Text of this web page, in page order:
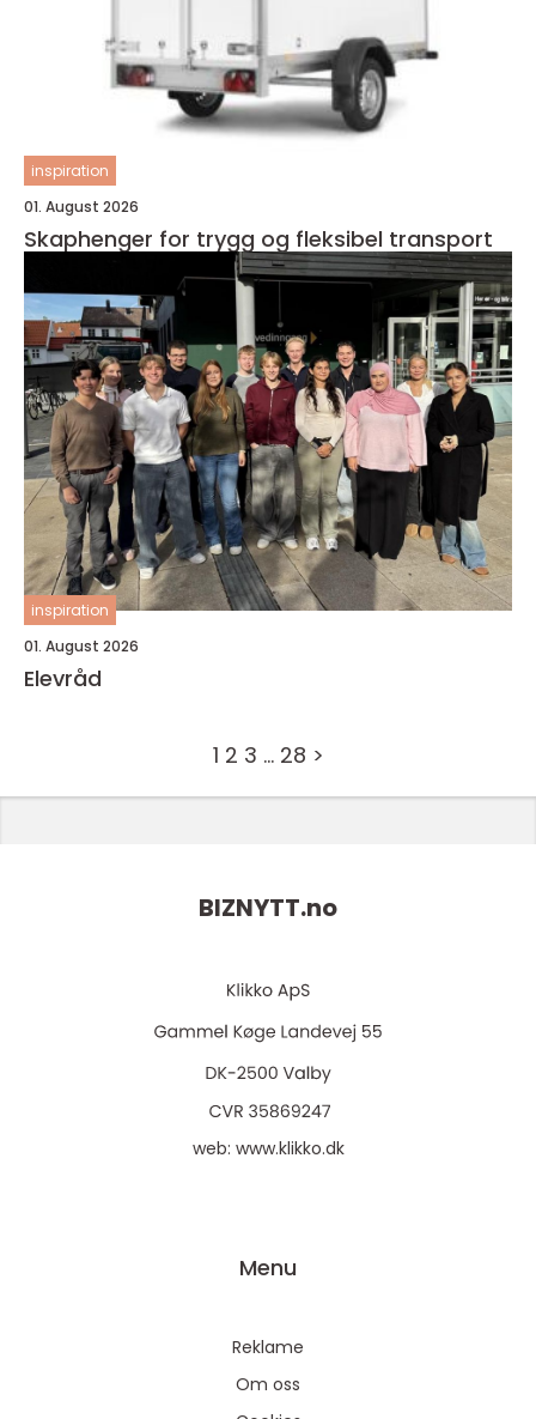
inspiration
01. August 2026
Skaphenger for trygg og fleksibel transport
inspiration
01. August 2026
Elevråd
1 2 3 … 28 >
BIZNYTT.no
web: www.klikko.dk
Menu
Reklame
Om oss